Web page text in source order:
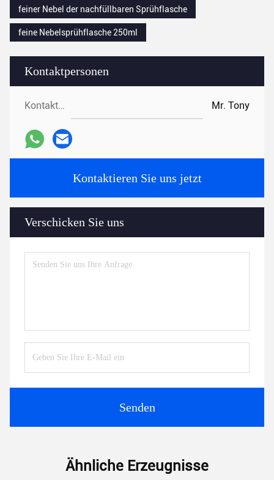
Kontaktpersonen
Kontaktpersonen: Mr. Tony
Kontaktieren Sie uns jetzt
Verschicken Sie uns
Senden
feiner Nebel der nachfüllbaren Sprühflasche
feine Nebelsprühflasche 250ml
Ähnliche Erzeugnisse